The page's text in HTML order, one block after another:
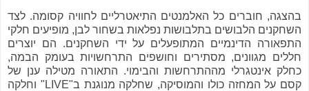
בהצגה, חוברים כל האלמנטים התיאטרליים לחוויה קסומה. לצד
השחקנים הלבושים בתלבושות נפלאות בשחור לבן, מופיעים חלקי
התפאורה הדינמיים המתופעלים על ידי השחקנים. הם יוצרים
חללים מגוונים, מסתירים וחושפים התרחשויות בעומק הבמה,
כחלק אינטגרלי מההתרחשות והבימוי. התאורה מטילה ענן של
קסם על המחזה כולו והמוסיקה, שחלקה מנוגנת ב"LIVE" וחלקה